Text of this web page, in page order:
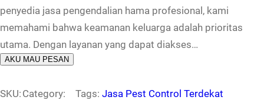
penyedia jasa pengendalian hama profesional, kami
memahami bahwa keamanan keluarga adalah prioritas
utama. Dengan layanan yang dapat diakses…
AKU MAU PESAN
SKU: Category:
Tags: Jasa Pest Control Terdekat